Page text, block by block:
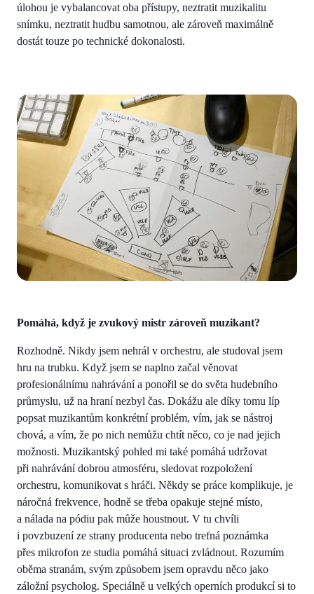
úlohou je vybalancovat oba přístupy, neztratit muzikalitu
snímku, neztratit hudbu samotnou, ale zároveň maximálně
dostát touze po technické dokonalosti.
Pomáhá, když je zvukový mistr zároveň muzikant?
Rozhodně. Nikdy jsem nehrál v orchestru, ale studoval jsem
hru na trubku. Když jsem se naplno začal věnovat
profesionálnímu nahrávání a ponořil se do světa hudebního
průmyslu, už na hraní nezbyl čas. Dokážu ale díky tomu líp
popsat muzikantům konkrétní problém, vím, jak se nástroj
chová, a vím, že po nich nemůžu chtít něco, co je nad jejich
možnosti. Muzikantský pohled mi také pomáhá udržovat
při nahrávání dobrou atmosféru, sledovat rozpoložení
orchestru, komunikovat s hráči. Někdy se práce komplikuje, je
náročná frekvence, hodně se třeba opakuje stejné místo,
a nálada na pódiu pak může houstnout. V tu chvíli
i povzbuzení ze strany producenta nebo trefná poznámka
přes mikrofon ze studia pomáhá situaci zvládnout. Rozumím
oběma stranám, svým způsobem jsem opravdu něco jako
záložní psycholog. Speciálně u velkých operních produkcí si to